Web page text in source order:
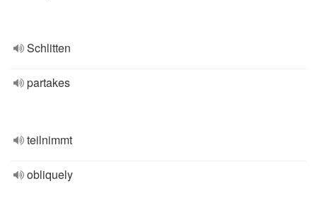
Schlitten
partakes
teilnimmt
obliquely